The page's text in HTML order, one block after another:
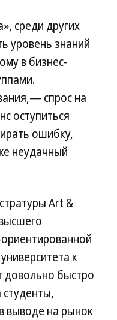
среди других
уровень знаний
в бизнес-
спрос на
оступиться
ошибку,
неудачный
Art &
к
довольно быстро
выводе на рынок